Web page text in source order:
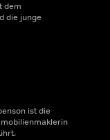
dem
die junge
ist die